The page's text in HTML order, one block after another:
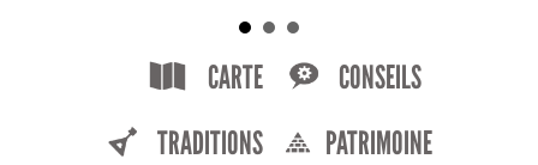
CARTE
CONSEILS
TRADITIONS
PATRIMOINE